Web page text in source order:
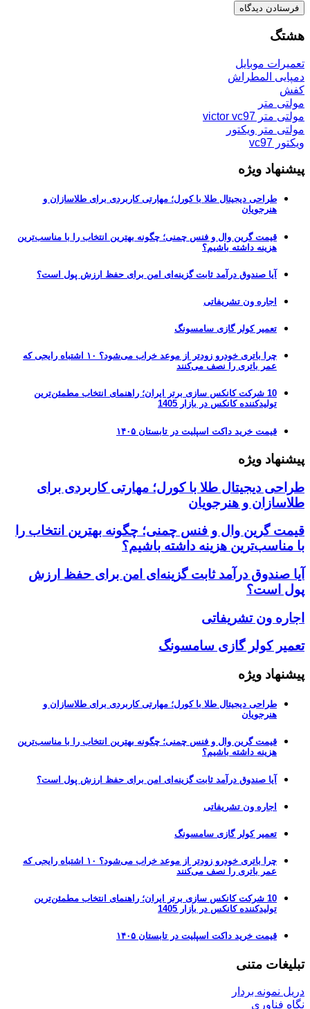
هشتگ
تعمیرات موبایل
دمپایی المطراش
کفش
مولتی متر
مولتی متر victor vc97
مولتی متر ویکتور
ویکتور vc97
پیشنهاد ویژه
طراحی دیجیتال طلا با کورل؛ مهارتی کاربردی برای طلاسازان و
هنرجویان
قیمت گرین وال و فنس چمنی؛ چگونه بهترین انتخاب را با مناسب‌ترین
هزینه داشته باشیم؟
آیا صندوق درآمد ثابت گزینه‌ای امن برای حفظ ارزش پول است؟
اجاره ون تشریفاتی
تعمیر کولر گازی سامسونگ
چرا باتری خودرو زودتر از موعد خراب می‌شود؟ ۱۰ اشتباه رایجی که
عمر باتری را نصف می‌کنند
10 شرکت کانکس سازی برتر ایران؛ راهنمای انتخاب مطمئن‌ترین
تولیدکننده کانکس در بازار 1405
قیمت خرید داکت اسپلیت در تابستان ۱۴۰۵
پیشنهاد ویژه
طراحی دیجیتال طلا با کورل؛ مهارتی کاربردی برای
طلاسازان و هنرجویان
قیمت گرین وال و فنس چمنی؛ چگونه بهترین انتخاب را
با مناسب‌ترین هزینه داشته باشیم؟
آیا صندوق درآمد ثابت گزینه‌ای امن برای حفظ ارزش
پول است؟
اجاره ون تشریفاتی
تعمیر کولر گازی سامسونگ
پیشنهاد ویژه
طراحی دیجیتال طلا با کورل؛ مهارتی کاربردی برای طلاسازان و
هنرجویان
قیمت گرین وال و فنس چمنی؛ چگونه بهترین انتخاب را با مناسب‌ترین
هزینه داشته باشیم؟
آیا صندوق درآمد ثابت گزینه‌ای امن برای حفظ ارزش پول است؟
اجاره ون تشریفاتی
تعمیر کولر گازی سامسونگ
چرا باتری خودرو زودتر از موعد خراب می‌شود؟ ۱۰ اشتباه رایجی که
عمر باتری را نصف می‌کنند
10 شرکت کانکس سازی برتر ایران؛ راهنمای انتخاب مطمئن‌ترین
تولیدکننده کانکس در بازار 1405
قیمت خرید داکت اسپلیت در تابستان ۱۴۰۵
تبلیغات متنی
دریل نمونه بردار
نگاه فناوری